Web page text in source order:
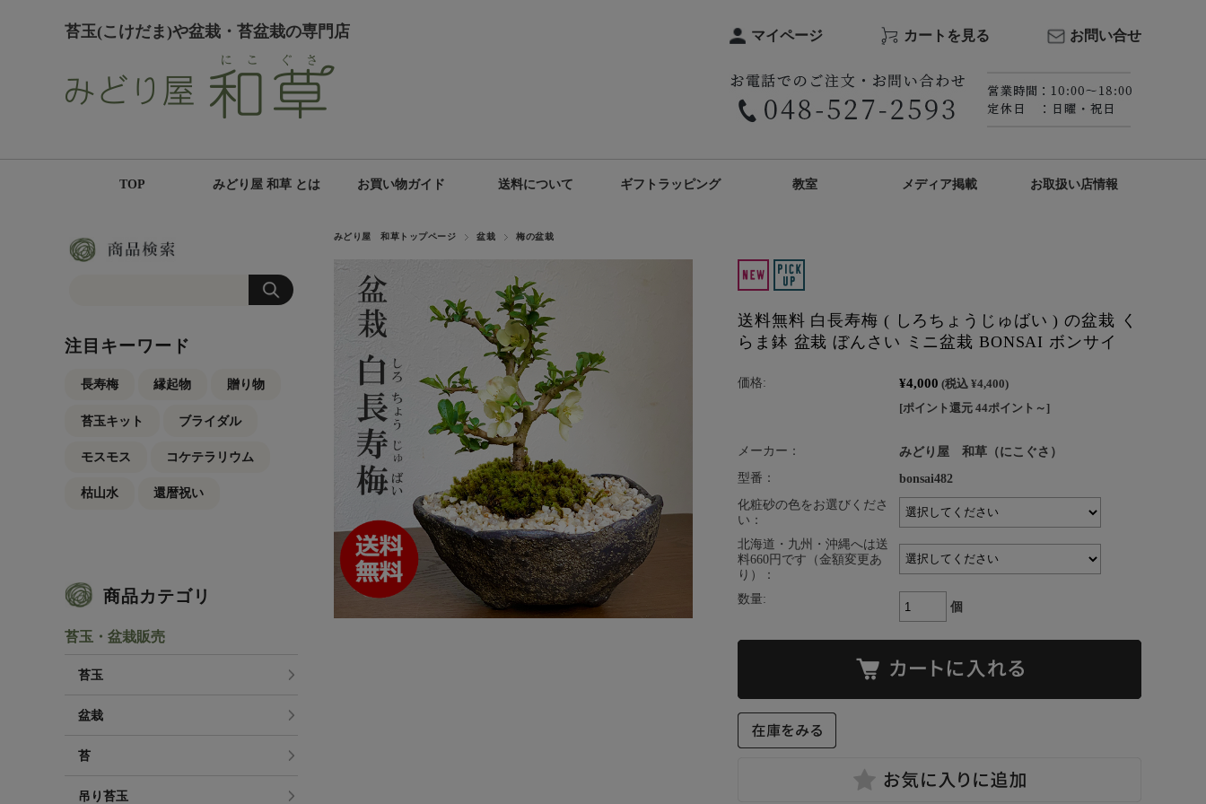
苔玉(こけだま)や盆栽・苔盆栽の専門店 マイページ カートを見る お問い合せ
TOP みどり屋 和草 とは お買い物ガイド 送料について ギフトラッピング 教室 メディア掲載 お取扱い店情報
みどり屋 和草トップページ 盆栽 梅の盆栽
送料無料 白長寿梅 ( しろちょうじゅばい ) の盆栽 く
らま鉢 盆栽 ぼんさい ミニ盆栽 BONSAI ボンサイ
価格: ¥4,000 (税込 ¥4,400)
[ポイント還元 44ポイント～]
メーカー：
みどり屋 和草（にこぐさ）
型番：
bonsai482
化粧砂の色をお選びくださ
い：
北海道・九州・沖縄へは送
料660円です（金額変更あ
り）：
数量:
個
注目キーワード
長寿梅 縁起物 贈り物
苔玉キット ブライダル
モスモス コケテラリウム
枯山水 還暦祝い
商品カテゴリ
苔玉・盆栽販売
苔玉
盆栽
苔
吊り苔玉